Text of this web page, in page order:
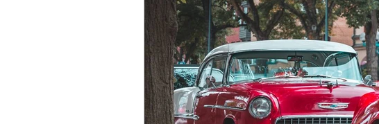
Utställningar Pilsnerpoesi Artiklar
Poetry Slam Cirkusflätan Årsbok 2023